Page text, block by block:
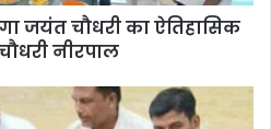
जयंत चौधरी का ऐतिहासिक
नीरपाल